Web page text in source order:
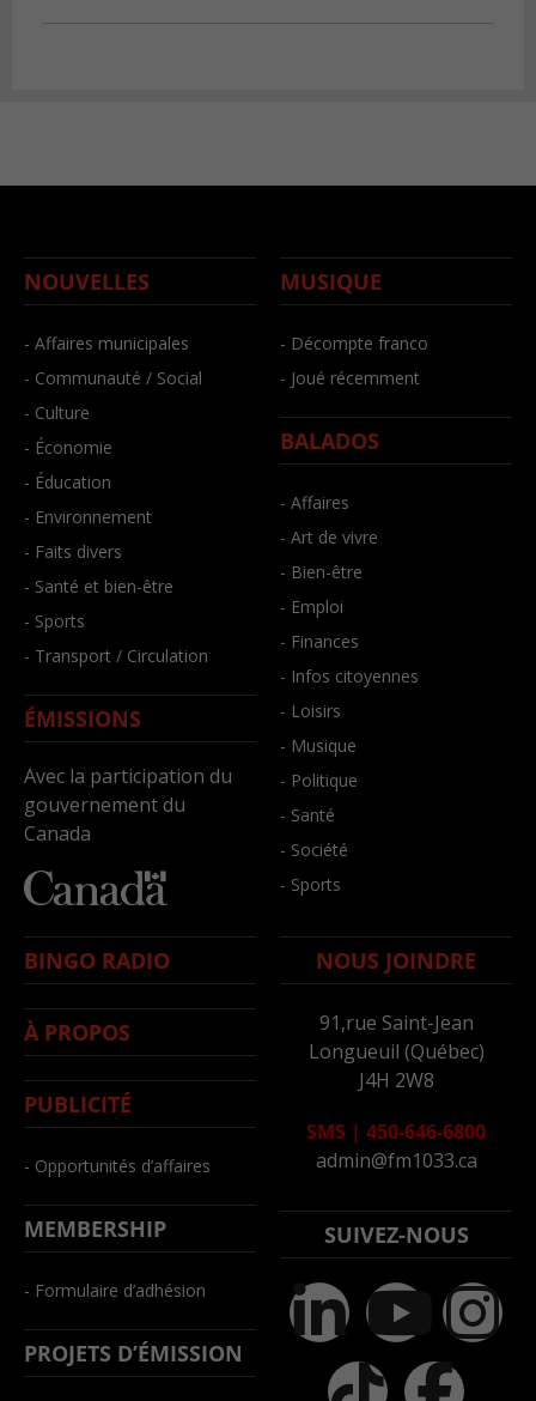
NOUVELLES
- Affaires municipales
- Communauté / Social
- Culture
- Économie
- Éducation
- Environnement
- Faits divers
- Santé et bien-être
- Sports
- Transport / Circulation
ÉMISSIONS
Avec la participation du
gouvernement du
Canada
MUSIQUE
- Décompte franco
- Joué récemment
BALADOS
- Affaires
- Art de vivre
- Bien-être
- Emploi
- Finances
- Infos citoyennes
- Loisirs
- Musique
- Politique
- Santé
- Société
- Sports
BINGO RADIO
À PROPOS
PUBLICITÉ
- Opportunités d’affaires
MEMBERSHIP
- Formulaire d’adhésion
PROJETS D’ÉMISSION
NOUS JOINDRE
91,rue Saint-Jean
Longueuil (Québec)
J4H 2W8
SMS | 450-646-6800
admin@fm1033.ca
SUIVEZ-NOUS